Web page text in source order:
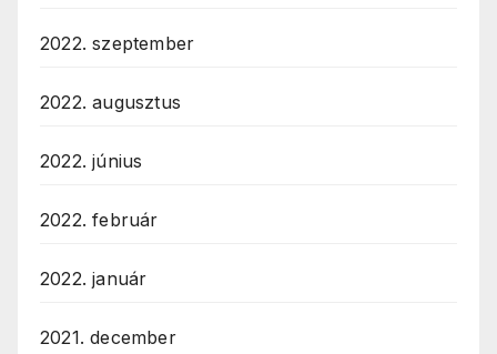
2022. szeptember
2022. augusztus
2022. június
2022. február
2022. január
2021. december